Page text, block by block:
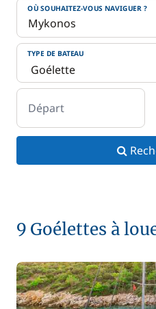
OÙ SOUHAITEZ-VOUS NAVIGUER ?
TYPE DE BATEAU
Départ
9 Goélettes à